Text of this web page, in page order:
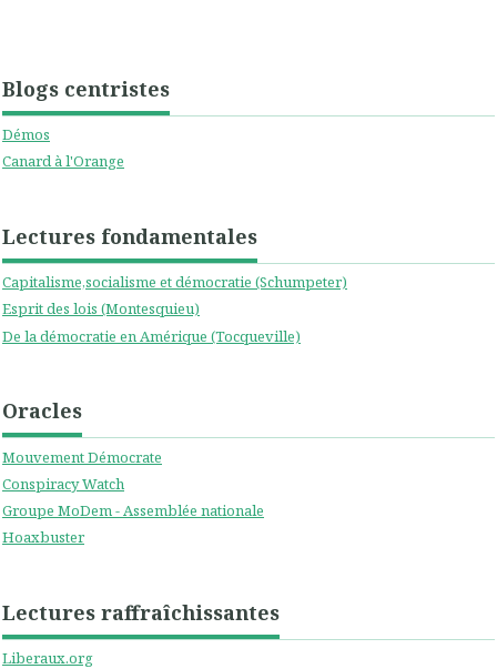
Blogs centristes
Démos
Canard à l'Orange
Lectures fondamentales
Capitalisme,socialisme et démocratie (Schumpeter)
Esprit des lois (Montesquieu)
De la démocratie en Amérique (Tocqueville)
Oracles
Mouvement Démocrate
Conspiracy Watch
Groupe MoDem - Assemblée nationale
Hoaxbuster
Lectures raffraîchissantes
Liberaux.org